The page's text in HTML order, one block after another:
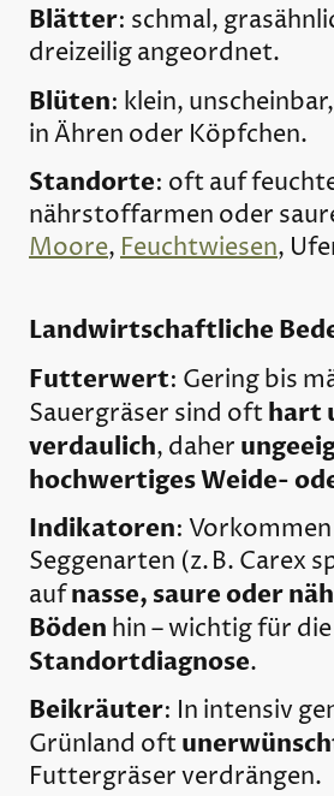
Blätter: schmal,
dreizeilig angeordnet.
Blüten: klein,
in Ähren oder Köpfchen.
Standorte: oft auf
nährstoffarmen oder
Moore,Feuchtwiesen,
Landwirtschaftliche
Futterwert: Gering bis
Sauergräser sind ofthart
verdaulich, daher
hochwertiges Weide-
Indikatoren:
Seggenarten (z. B. Carex
aufnasse, saure oder
Böden hin – wichtig für die
Standortdiagnose.
Beikräuter: In intensiv
Grünland oft
Futtergräser verdrängen.